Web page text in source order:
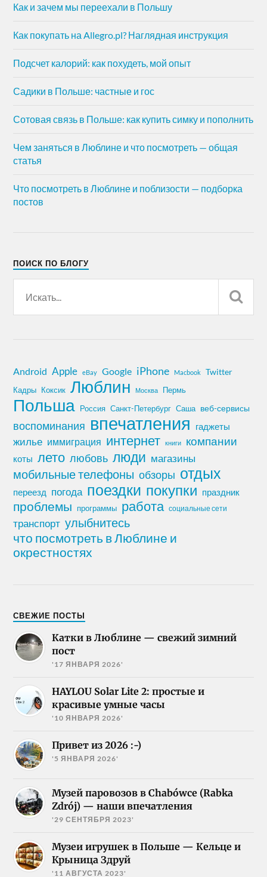
Как и зачем мы переехали в Польшу
Как покупать на Allegro.pl? Наглядная инструкция
Подсчет калорий: как похудеть, мой опыт
Садики в Польше: частные и гос
Сотовая связь в Польше: как купить симку и пополнить
Чем заняться в Люблине и что посмотреть — общая
статья
Что посмотреть в Люблине и поблизости — подборка
постов
ПОИСК ПО БЛОГУ
Android Apple eBay Google iPhone Macbook Twitter
Кадры Коксик Люблин Москва Пермь
Польша Россия Санкт-Петербург Саша веб-сервисы
воспоминания впечатления гаджеты
жилье иммиграция интернет книги компании
коты лето любовь люди магазины
мобильные телефоны обзоры отдых
переезд погода поездки покупки праздник
проблемы программы работа социальные сети
транспорт улыбнитесь
что посмотреть в Люблине и
окрестностях
СВЕЖИЕ ПОСТЫ
Катки в Люблине — свежий зимний
пост
'17 ЯНВАРЯ 2026'
HAYLOU Solar Lite 2: простые и
красивые умные часы
'10 ЯНВАРЯ 2026'
Привет из 2026 :-)
'5 ЯНВАРЯ 2026'
Музей паровозов в Chabówce (Rabka
Zdrój) — наши впечатления
'29 СЕНТЯБРЯ 2023'
Музеи игрушек в Польше — Кельце и
Крыница Здруй
'11 АВГУСТА 2023'